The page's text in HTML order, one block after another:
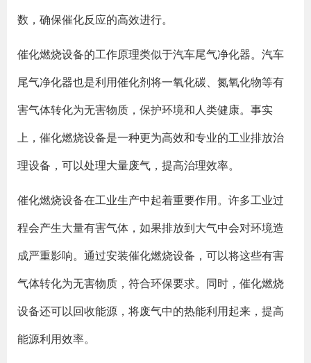
数，确保催化反应的高效进行。
催化燃烧设备的工作原理类似于汽车尾气净化器。汽车
尾气净化器也是利用催化剂将一氧化碳、氮氧化物等有
害气体转化为无害物质，保护环境和人类健康。事实
上，催化燃烧设备是一种更为高效和专业的工业排放治
理设备，可以处理大量废气，提高治理效率。
催化燃烧设备在工业生产中起着重要作用。许多工业过
程会产生大量有害气体，如果排放到大气中会对环境造
成严重影响。通过安装催化燃烧设备，可以将这些有害
气体转化为无害物质，符合环保要求。同时，催化燃烧
设备还可以回收能源，将废气中的热能利用起来，提高
能源利用效率。